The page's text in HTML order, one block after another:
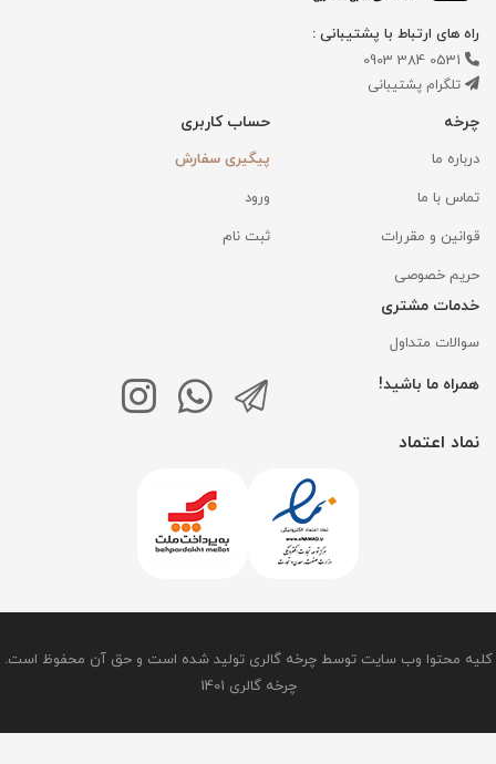
راه های ارتباط با پشتیبانی :
0531 384 0903
تلگرام پشتیبانی
چرخه
درباره ما
تماس با ما
قوانین و مقررات
حریم خصوصی
حساب کاربری
پیگیری سفارش
ورود
ثبت نام
خدمات مشتری
سوالات متداول
همراه ما باشید!
نماد اعتماد
کلیه محتوا وب سایت توسط چرخه گالری تولید شده است و حق آن محفوظ است.
چرخه گالری 1401